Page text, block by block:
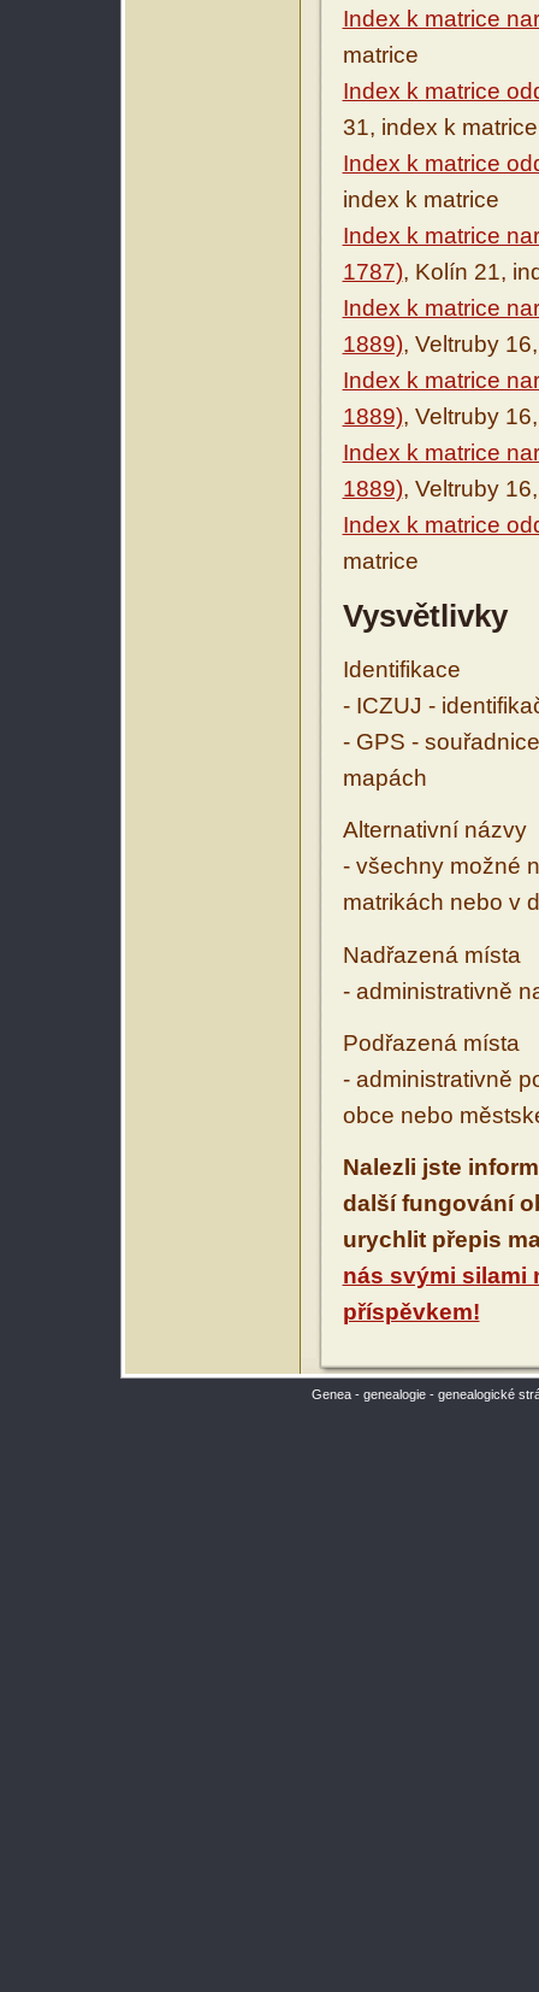
Index k matrice
matrice
Index k matrice
31, index k matrice
Index k matrice
index k matrice
Index k matrice
1787), Kolín 21,
Index k matrice
1889), Veltruby
Index k matrice
1889), Veltruby
Index k matrice
1889), Veltruby
Index k matrice
matrice
Vysvětlivky
Identifikace
- ICZUJ -
- GPS -
mapách
Alternativní názvy
- všechny možné
matrikách nebo v
Nadřazená místa
- administrativně
Podřazená místa
- administrativně
obce nebo
Nalezli jste
další fungování
urychlit přepis
nás svými silami
příspěvkem!
Genea - genealogie - genealogické